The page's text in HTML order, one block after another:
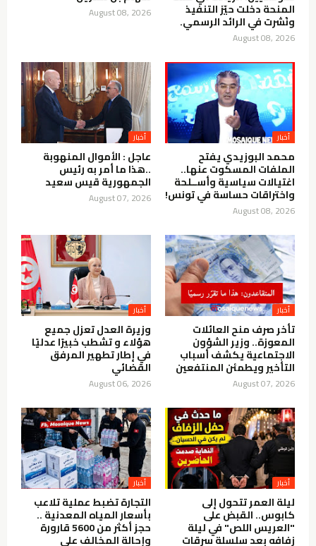
المنحة دخلت حيّز التنفيذ
ونُشرت في الرائد الرسمي.
August 08, 2026
August 08, 2026
أخبار
محمد البوزيدي يفتح
الملفات المسكوت عنها..
اغتيالات سياسية وأســلحة
واختراقات حساسة في تونس!
August 08, 2026
أخبار
عاجل : الأموال المنهوبة
..هذا ما أمر به رئيس
الجمهورية قيس سعيد
August 07, 2026
أخبار
تأخر صرف منح العائلات
المعوزة.. وزير الشؤون
الاجتماعية يكشف أسباب
التأخير ويطمئن المنتفعين
August 07, 2026
أخبار
وزيرة العدل تعزل جميع
هؤلاء و تشطب خبيرًا عدليًا
في إطار تطهير المرفق
القضائي
August 06, 2026
أخبار
ليلة العمر تتحول إلى
كابوس.. القبض على
"العريس اللص" في ليلة
زفافه بعد سلسلة سرقات
أخبار
التجارة تضبط عملية تلاعب
بأسعار المياه المعدنية ..
حجز أكثر من 5600 قارورة
وإحالة المخالف على